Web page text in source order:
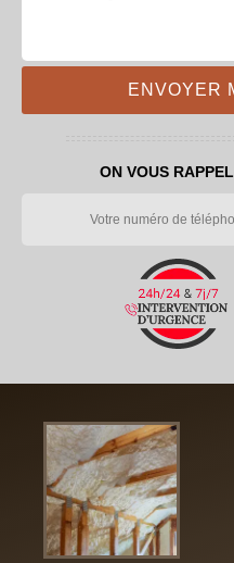
ON VOUS